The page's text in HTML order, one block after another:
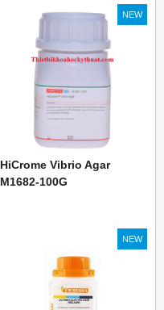
NEW
HiCrome Vibrio Agar
M1682-100G
NEW